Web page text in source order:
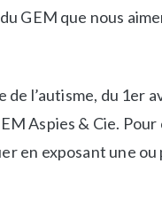
GEM que nous
de l’autisme, du 1er
Aspies & Cie.
en exposant une